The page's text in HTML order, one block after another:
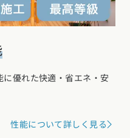
優れた快適・省エネ・安
性能について詳しく見る